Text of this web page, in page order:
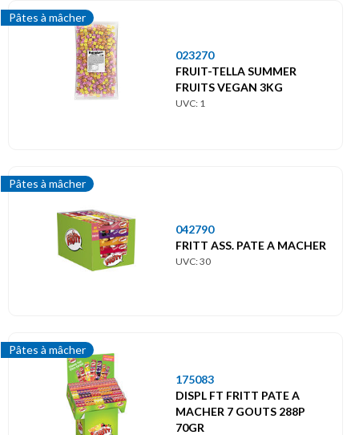
sucrée
Pâtes à mâcher
023270
FRUIT-TELLA SUMMER
FRUITS VEGAN 3KG
UVC: 1
Pâtes à mâcher
042790
FRITT ASS. PATE A MACHER
UVC: 30
Pâtes à mâcher
175083
DISPL FT FRITT PATE A
MACHER 7 GOUTS 288P
70GR